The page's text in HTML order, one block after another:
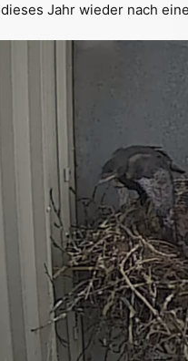
Jahr wieder nach